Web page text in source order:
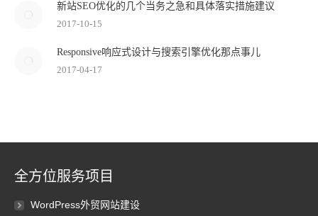
新站SEO优化的几个当务之急和具体落实措施建议
2017-10-15
Responsive响应式设计与搜索引擎优化那点事儿
2017-04-17
全方位服务项目
WordPress外贸网站建设